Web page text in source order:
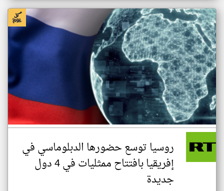
روسيا توسع حضورها الدبلوماسي في
إفريقيا بافتتاح ممثليات في 4 دول
جديدة